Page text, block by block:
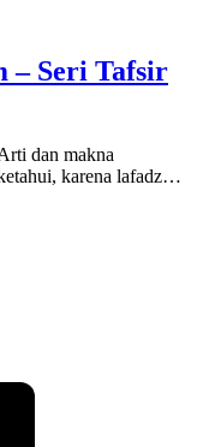
Seri Tafsir
dan makna
karena lafadz…